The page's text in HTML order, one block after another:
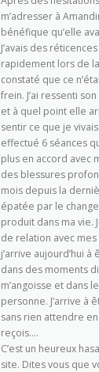
m’adresser à
bénéfique qu’elle
J’avais des
rapidement lors de
constaté que ce
frein. J’ai ressenti
et à quel point elle
sentir ce que je vivais
effectué 6 séances
plus en accord avec
des blessures
mois depuis la
épatée par le
produit dans ma vie.
de relation avec
j’arrive aujourd’hui
dans des moments
m’angoisse et dans
personne. J’arrive à
sans rien attendre
reçois….
C’est un heureux
site. Dites vous que